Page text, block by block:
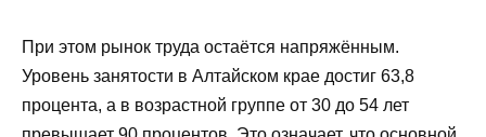
При этом рынок труда остаётся напряжённым.
Уровень занятости в Алтайском крае достиг 63,8
процента, а в возрастной группе от 30 до 54 лет